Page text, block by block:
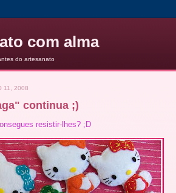
com alma
do artesanato
11, 2008
continua ;)
resistir-lhes? ;D